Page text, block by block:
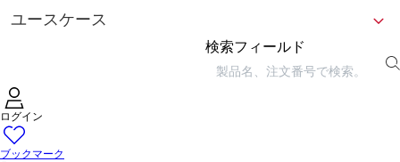
ユースケース
検索フィールド
ログイン
ブックマーク